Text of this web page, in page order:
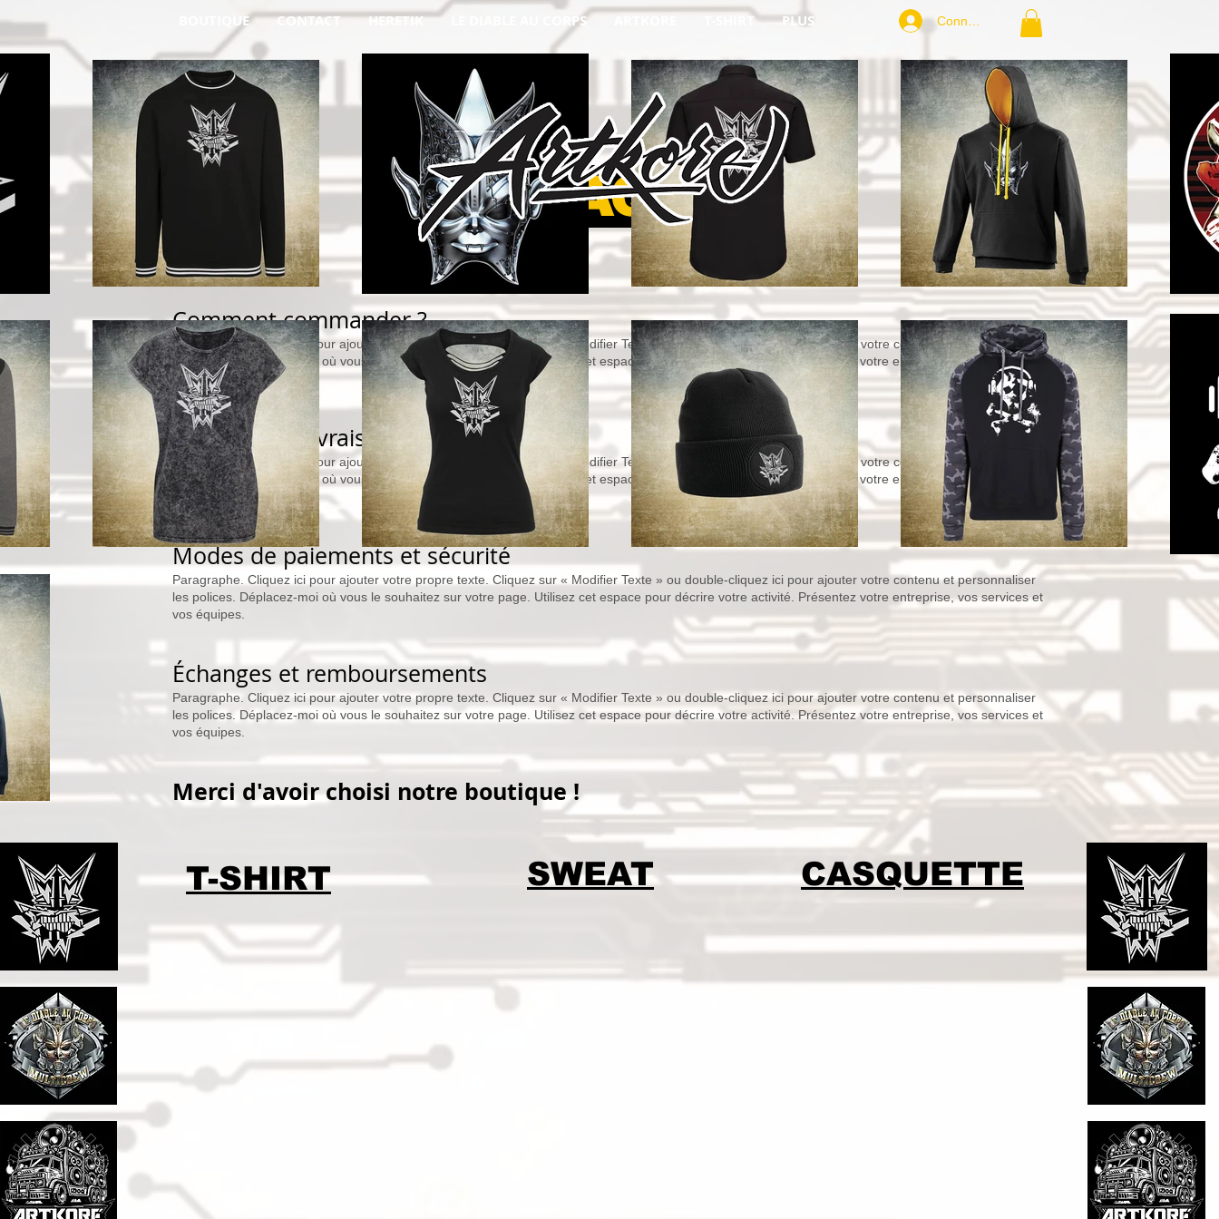
BOUTIQUE CONTACT HERETIK LE DIABLE AU CORPS T-SHIRT PLUS Connexion
FAQ
​Comment commander ?​
Paragraphe. Cliquez ici pour ajouter votre propre texte. Cliquez sur«Modifier Texte»ou double-cliquez ici pour ajouter votre contenu et personnaliser
les polices. Déplacez-moi où vous le souhaitez sur votre page. Utilisez cet espace pour décrire votre activité. Présentez votre entreprise, vos services et
vos équipes.
Paiement et livraison
Paragraphe. Cliquez ici pour ajouter votre propre texte. Cliquez sur Modifier Texte
ou double-cliquez ici pour ajouter votre contenu et personnaliser
les polices. Déplacez-moi où vous le souhaitez sur votre page. Utilisez cet espace pour décrire votre activité. Présentez votre entreprise, vos services et
vos équipes.
Modes de paiements et sécurité
Paragraphe. Cliquez ici pour ajouter votre propre texte. Cliquez sur « Modifier Texte » ou double-cliquez ici pour ajouter votre contenu et personnaliser
les polices. Déplacez-moi où vous le souhaitez sur votre page. Utilisez cet espace pour décrire votre activité. Présentez votre entreprise, vos services et
vos équipes.
Échanges et remboursements
Paragraphe. Cliquez ici pour ajouter votre propre texte. Cliquez sur « Modifier Texte » ou double-cliquez ici pour ajouter votre contenu et personnaliser
les polices. Déplacez-moi où vous le souhaitez sur votre page. Utilisez cet espace pour décrire votre activité. Présentez votre entreprise, vos services et
vos équipes.
Merci d'avoir choisi notre boutique !
T-SHIRT SWEAT CASQUETTE